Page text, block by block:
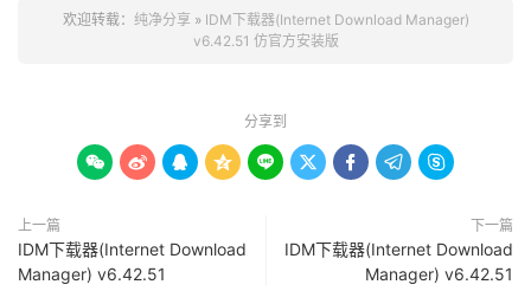
欢迎转载： 纯净分享 » IDM下载器(Internet Download Manager)
v6.42.51 仿官方安装版
分享到
        
上一篇
IDM下载器(Internet Download
Manager) v6.42.51
下一篇
IDM下载器(Internet Download
Manager) v6.42.51